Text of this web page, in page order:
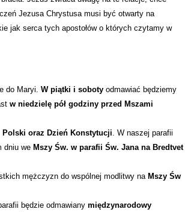
Jezusa Chrystusa musi być otwarty na
jak serca tych apostołów o których czytamy w
do Maryi. W piątki i soboty odmawiać będziemy
w niedzielę pół godziny przed Mszami
oraz Dzień Konstytucji. W naszej parafii
dniu we Mszy Św. w parafii Św. Jana na Bredtvet
mężczyzn do wspólnej modlitwy na Mszy Św
będzie odmawiany międzynarodowy